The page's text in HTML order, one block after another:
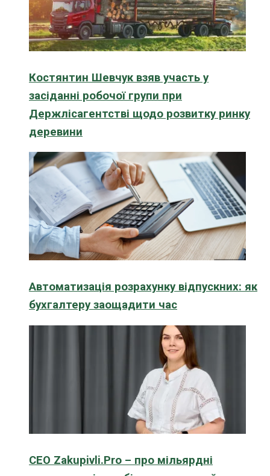
Костянтин Шевчук взяв участь у
засіданні робочої групи при
Держлісагентстві щодо розвитку ринку
деревини
Автоматизація розрахунку відпускних: як
бухгалтеру заощадити час
CEO Zakupivli.Pro – про мільярдні